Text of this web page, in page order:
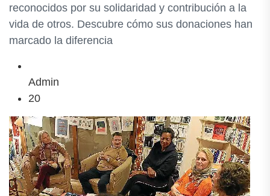
reconocidos por su solidaridad y contribución a la
vida de otros. Descubre cómo sus donaciones han
marcado la diferencia
Admin
20